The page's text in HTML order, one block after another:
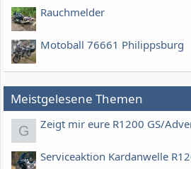
Rauchmelder
Motoball 76661 Philippsburg
Meistgelesene Themen
G Zeigt mir eure R1200 GS/
Serviceaktion Kardanwelle